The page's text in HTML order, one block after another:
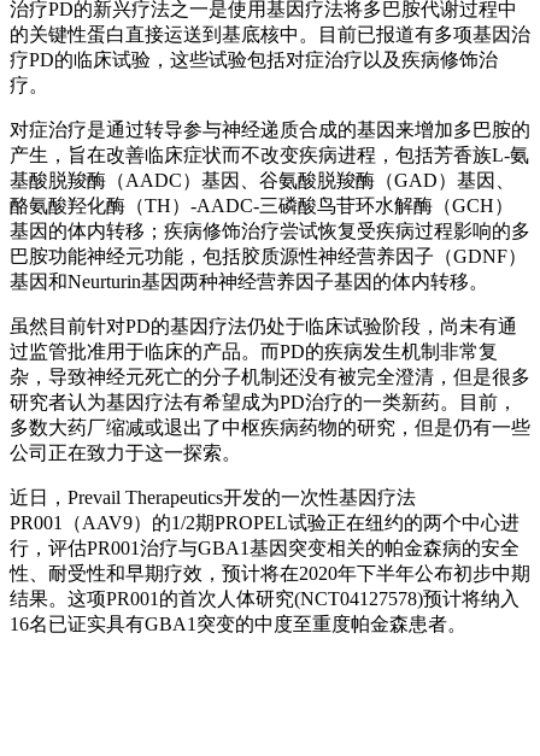
治疗PD的新兴疗法之一是使用基因疗法将多巴胺代谢过程中
的关键性蛋白直接运送到基底核中。目前已报道有多项基因治
疗PD的临床试验，这些试验包括对症治疗以及疾病修饰治
疗。
对症治疗是通过转导参与神经递质合成的基因来增加多巴胺的
产生，旨在改善临床症状而不改变疾病进程，包括芳香族L-氨
基酸脱羧酶（AADC）基因、谷氨酸脱羧酶（GAD）基因、
酪氨酸羟化酶（TH）-AADC-三磷酸鸟苷环水解酶（GCH）
基因的体内转移；疾病修饰治疗尝试恢复受疾病过程影响的多
巴胺功能神经元功能，包括胶质源性神经营养因子（GDNF）
基因和Neurturin基因两种神经营养因子基因的体内转移。
虽然目前针对PD的基因疗法仍处于临床试验阶段，尚未有通
过监管批准用于临床的产品。而PD的疾病发生机制非常复
杂，导致神经元死亡的分子机制还没有被完全澄清，但是很多
研究者认为基因疗法有希望成为PD治疗的一类新药。目前，
多数大药厂缩减或退出了中枢疾病药物的研究，但是仍有一些
公司正在致力于这一探索。
近日，Prevail Therapeutics开发的一次性基因疗法
PR001（AAV9）的1/2期PROPEL试验正在纽约的两个中心进
行，评估PR001治疗与GBA1基因突变相关的帕金森病的安全
性、耐受性和早期疗效，预计将在2020年下半年公布初步中期
结果。这项PR001的首次人体研究(NCT04127578)预计将纳入
16名已证实具有GBA1突变的中度至重度帕金森患者。